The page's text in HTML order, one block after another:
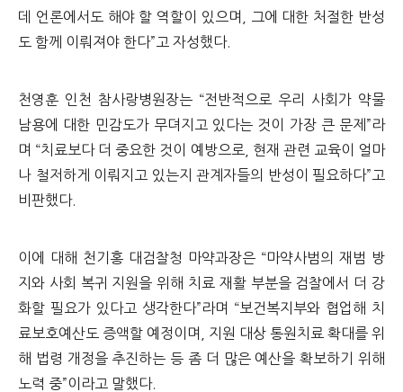
데 언론에서도 해야 할 역할이 있으며, 그에 대한 처절한 반성
도 함께 이뤄져야 한다”고 자성했다.
천영훈 인천 참사랑병원장는 “전반적으로 우리 사회가 약물
남용에 대한 민감도가 무뎌지고 있다는 것이 가장 큰 문제”라
며 “치료보다 더 중요한 것이 예방으로, 현재 관련 교육이 얼마
나 철저하게 이뤄지고 있는지 관계자들의 반성이 필요하다”고
비판했다.
이에 대해 천기홍 대검찰청 마약과장은 “마약사범의 재범 방
지와 사회 복귀 지원을 위해 치료 재활 부분을 검찰에서 더 강
화할 필요가 있다고 생각한다”라며 “보건복지부와 협업해 치
료보호예산도 증액할 예정이며, 지원 대상 통원치료 확대를 위
해 법령 개정을 추진하는 등 좀 더 많은 예산을 확보하기 위해
노력 중”이라고 말했다.